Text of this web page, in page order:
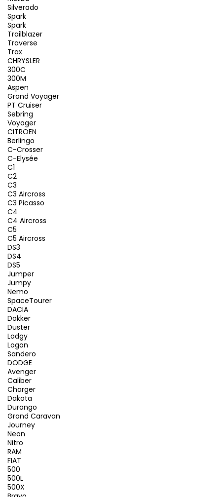
Silverado
Spark
Spark
Trailblazer
Traverse
Trax
CHRYSLER
300C
300M
Aspen
Grand Voyager
PT Cruiser
Sebring
Voyager
CITROEN
Berlingo
C-Crosser
C-Elysée
C1
C2
C3
C3 Aircross
C3 Picasso
C4
C4 Aircross
C5
C5 Aircross
DS3
DS4
DS5
Jumper
Jumpy
Nemo
SpaceTourer
DACIA
Dokker
Duster
Lodgy
Logan
Sandero
DODGE
Avenger
Caliber
Charger
Dakota
Durango
Grand Caravan
Journey
Neon
Nitro
RAM
FIAT
500
500L
500X